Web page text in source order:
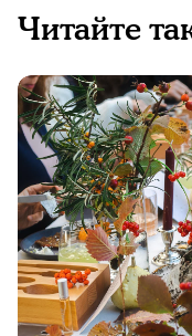
Читайте